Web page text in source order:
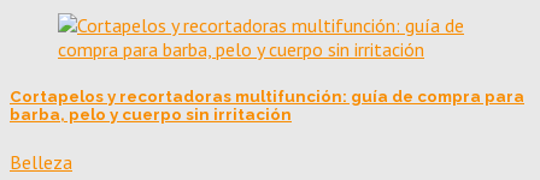
Cortapelos y recortadoras multifunción: guía de compra para
barba, pelo y cuerpo sin irritación
Belleza